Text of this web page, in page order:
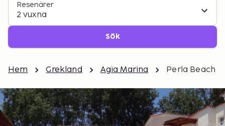
Resenärer
2 vuxna
Sök
Hem Grekland Agia Marina Perla Beach